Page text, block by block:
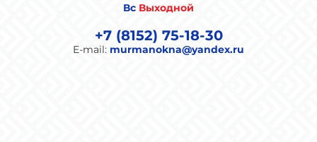
Вс Выходной
+7 (8152) 75-18-30
E-mail: murmanokna@yandex.ru